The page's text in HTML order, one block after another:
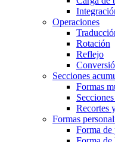
Operaciones
Rotación
Reflejo
Secciones
Formas
Recortes
Formas
Forma de